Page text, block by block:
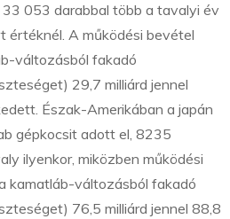
053 darabbal több a tavalyi év
értéknél. A működési bevétel
változásból fakadó
29,7 milliárd jennel
Észak-Amerikában a japán
gépkocsit adott el, 8235
ilyenkor, miközben működési
kamatláb-változásból fakadó
76,5 milliárd jennel 88,8